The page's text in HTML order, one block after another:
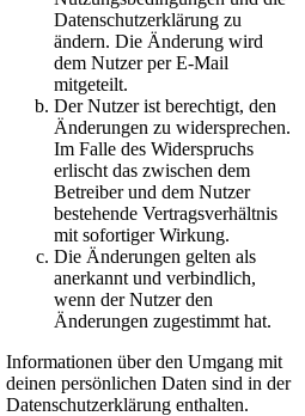
Datenschutzerklärung zu
ändern. Die Änderung wird
dem Nutzer per E-Mail
mitgeteilt.
Der Nutzer ist berechtigt, den
Änderungen zu widersprechen.
Im Falle des Widerspruchs
erlischt das zwischen dem
Betreiber und dem Nutzer
bestehende Vertragsverhältnis
mit sofortiger Wirkung.
Die Änderungen gelten als
anerkannt und verbindlich,
wenn der Nutzer den
Änderungen zugestimmt hat.
Informationen über den Umgang mit
deinen persönlichen Daten sind in der
Datenschutzerklärung enthalten.